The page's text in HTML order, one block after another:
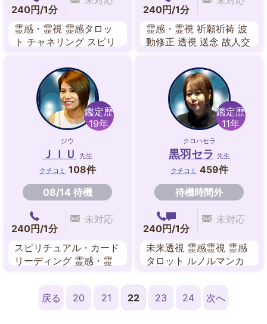
240円/1分
霊感・霊視 霊感タロッ
ト チャネリング スピリ
数秘術 メディカルヒー
リング ブロック解除
240円/1分
霊感・霊視 祈願祈祷 波
動修正 透視 送念 故人交
マンカード
鑑定歴
19年
ジウ
ＪＩＵ 先生
クチコミ 108件
08/14 待機
240円/1分
未対応
スピリチュアル・カード
リーディング 霊感・霊
鑑定歴
11年
クロハセラ
黒羽セラ 先生
クチコミ 459件
待機時間外
240円/1分
未対応
未来透視 霊感霊視 霊感
タロット ルノルマンカ
戻る
20 21 22 23 24 次へ